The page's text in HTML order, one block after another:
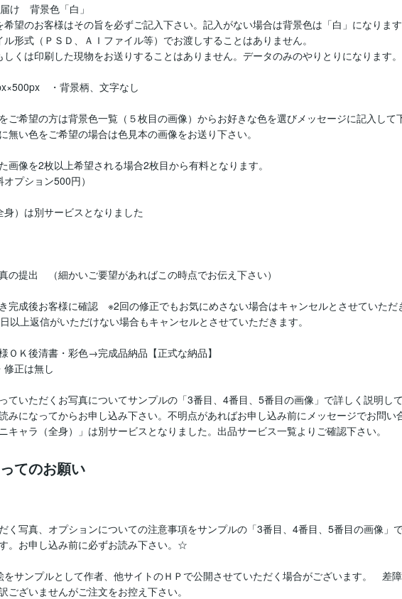
け　背景色「白」
望のお客様はその旨を必ずご記入下さい。記入がない場合は背景色は「白」になります
形式（ＰＳＤ、ＡＩファイル等）でお渡しすることはありません。
くは印刷した現物をお送りすることはありません。データのみのやりとりになります。
　・背景柄、文字なし
ご希望の方は背景色一覧（５枚目の画像）からお好きな色を選びメッセージに記入して
無い色をご希望の場合は色見本の画像をお送り下さい。
画像を2枚以上希望される場合2枚目から有料となります。
オプション500円）
）は別サービスとなりました
の提出　（細かいご要望があればこの時点でお伝え下さい）
完成後お客様に確認　※2回の修正でもお気にめさない場合はキャンセルとさせていただ
以上返信がいただけない場合もキャンセルとさせていただきます。
ＯＫ後清書・彩色→完成品納品【正式な納品】
正は無し
ていただくお写真についてサンプルの「3番目、4番目、5番目の画像」で詳しく説明し
みになってからお申し込み下さい。不明点があればお申し込み前にメッセージでお問い
キャラ（全身）」は別サービスとなりました。出品サービス一覧よりご確認下さい。
てのお願い
く写真、オプションについての注意事項をサンプルの「3番目、4番目、5番目の画像」
。お申し込み前に必ずお読み下さい。☆
サンプルとして作者、他サイトのＨＰで公開させていただく場合がございます。　差
ございませんがご注文をお控え下さい。